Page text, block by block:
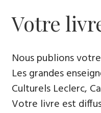
Votre
Nous publions
Les grandes
Culturels Leclerc,
Votre livre est